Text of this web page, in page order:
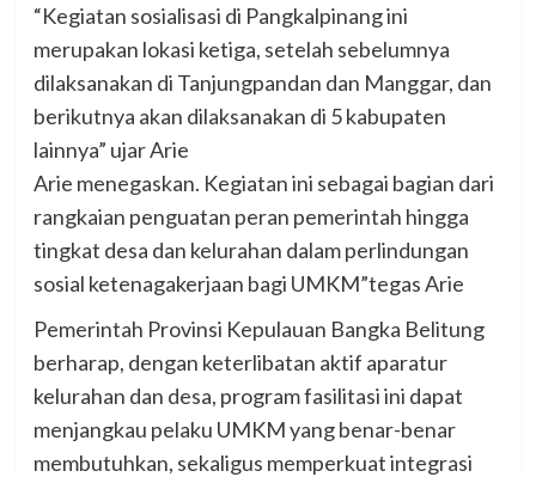
“Kegiatan sosialisasi di Pangkalpinang ini
merupakan lokasi ketiga, setelah sebelumnya
dilaksanakan di Tanjungpandan dan Manggar, dan
berikutnya akan dilaksanakan di 5 kabupaten
lainnya” ujar Arie
Arie menegaskan. Kegiatan ini sebagai bagian dari
rangkaian penguatan peran pemerintah hingga
tingkat desa dan kelurahan dalam perlindungan
sosial ketenagakerjaan bagi UMKM”tegas Arie
Pemerintah Provinsi Kepulauan Bangka Belitung
berharap, dengan keterlibatan aktif aparatur
kelurahan dan desa, program fasilitasi ini dapat
menjangkau pelaku UMKM yang benar-benar
membutuhkan, sekaligus memperkuat integrasi